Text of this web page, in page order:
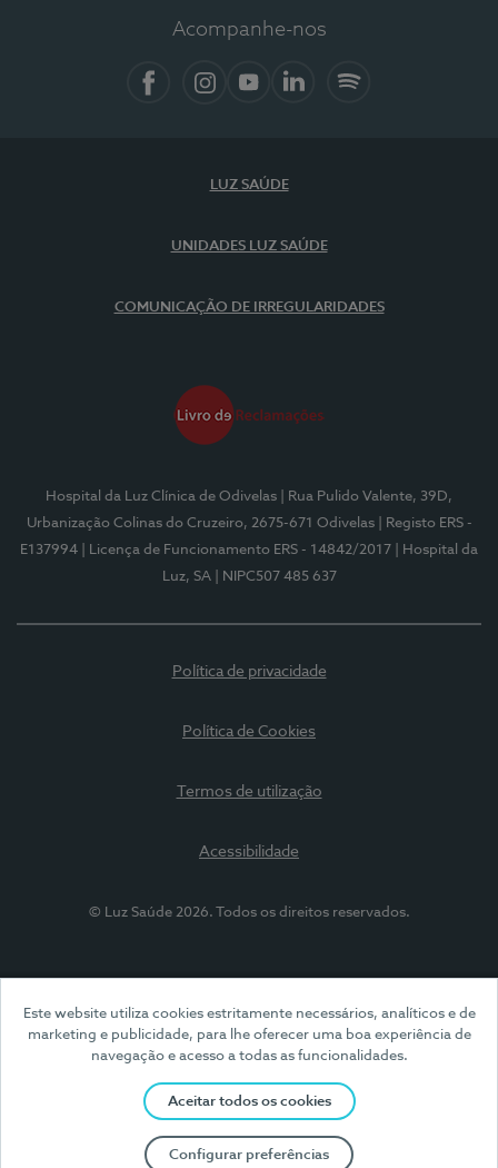
Este website utiliza cookies estritamente necessários, analíticos e de
marketing e publicidade, para lhe oferecer uma boa experiência de
navegação e acesso a todas as funcionalidades.
Aceitar todos os cookies
Configurar preferências
Acompanhe-nos
LUZ SAÚDE
UNIDADES LUZ SAÚDE
COMUNICAÇÃO DE IRREGULARIDADES
Hospital da Luz Clínica de Odivelas
| Rua Pulido Valente, 39D,
Urbanização Colinas do Cruzeiro, 2675-671 Odivelas
| Registo ERS -
E137994
| Licença de Funcionamento ERS - 14842/2017
| Hospital da
Luz, SA
| NIPC507 485 637
Política de privacidade
Política de Cookies
Termos de utilização
Acessibilidade
© Luz Saúde 2026. Todos os direitos reservados.